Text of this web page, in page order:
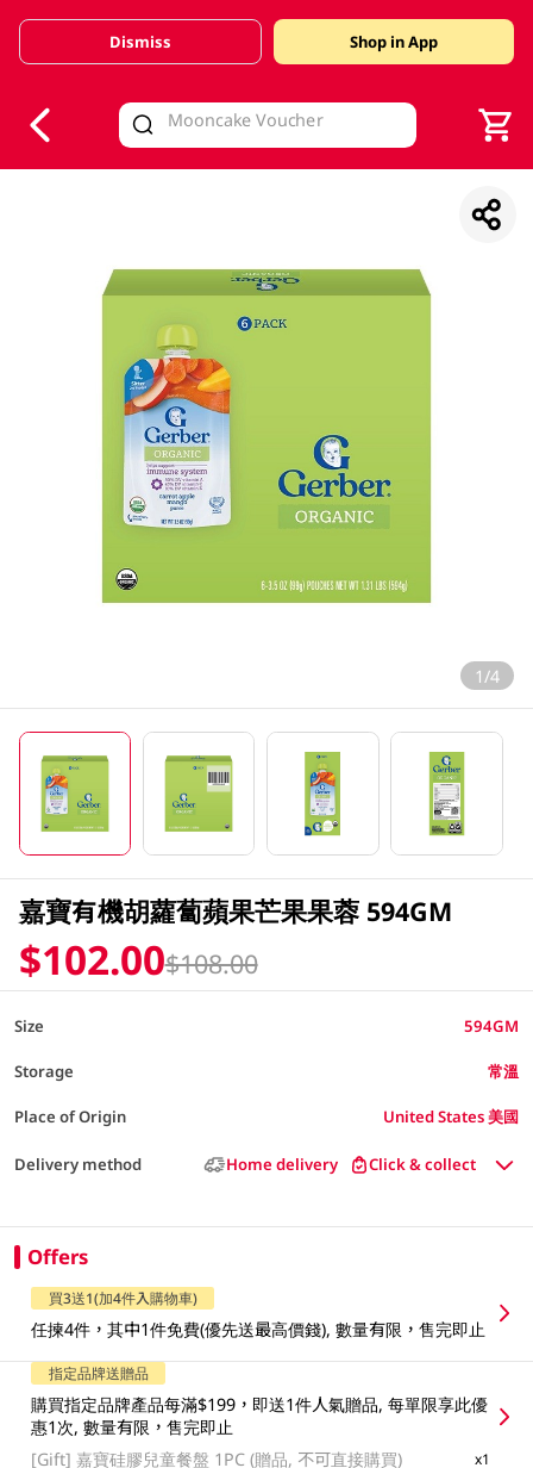
Valid Until 30 June 2026
Dismiss Shop in App
1/4
嘉寶有機胡蘿蔔蘋果芒果果蓉 594GM
$102.00$108.00
Size 594GM
Storage 常溫
Place of Origin United States 美國
Delivery method Home delivery Click & collect
Offers
買3送1(加4件入購物車)
任揀4件，其中1件免費(優先送最高價錢), 數量有限，售完即止
指定品牌送贈品
購買指定品牌產品每滿$199，即送1件人氣贈品, 每單限享此優
惠1次, 數量有限，售完即止
[Gift]嘉寶硅膠兒童餐盤 1PC (贈品, 不可直接購買) x1